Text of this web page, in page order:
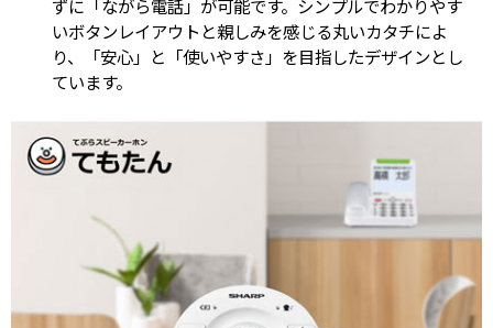
ずに「ながら電話」が可能です。シンプルでわかりやす
いボタンレイアウトと親しみを感じる丸いカタチによ
り、「安心」と「使いやすさ」を目指したデザインとし
ています。